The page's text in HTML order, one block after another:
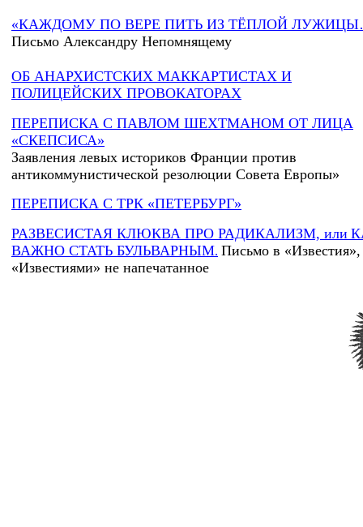
«КАЖДОМУ ПО ВЕРЕ ПИТЬ ИЗ ТЁПЛОЙ
Письмо Александру Непомнящему
ОБ АНАРХИСТСКИХ МАККАРТИСТАХ И
ПОЛИЦЕЙСКИХ ПРОВОКАТОРАХ
ПЕРЕПИСКА С ПАВЛОМ ШЕХТМАНОМ ОТ ЛИЦА
«СКЕПСИСА»
Заявления левых историков Франции против
антикоммунистической резолюции Совета Европы»
ПЕРЕПИСКА С ТРК «ПЕТЕРБУРГ»
РАЗВЕСИСТАЯ КЛЮКВА ПРО РАДИКАЛИЗМ, или
ВАЖНО СТАТЬ БУЛЬВАРНЫМ. Письмо в «Известия»,
«Известиями» не напечатанное